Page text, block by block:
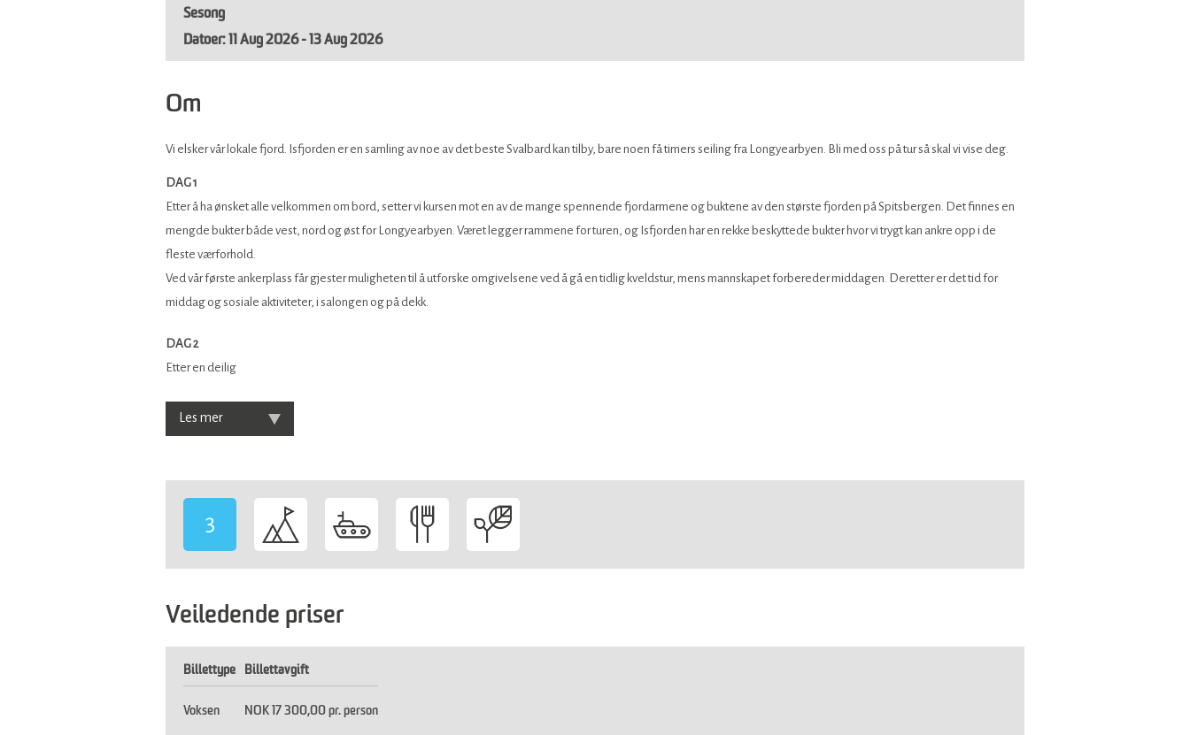
Sesong
11 Aug 2026 - 13 Aug 2026
Om
Vi elsker vår lokale fjord. Isfjorden er en samling av noe av det beste Svalbard kan tilby, bare noen få timers seiling fra Longyearbyen. Bli med oss på tur så skal vi vise deg.
DAG 1
Etter å ha ønsket alle velkommen om bord, setter vi kursen mot en av de mange spennende fjordarmene og buktene av den største fjorden på Spitsbergen. Det finnes en
mengde bukter både vest, nord og øst for Longyearbyen. Været legger rammene for turen, og Isfjorden har en rekke beskyttede bukter hvor vi trygt kan ankre opp i de
fleste værforhold.
Ved vår første ankerplass får gjester muligheten til å utforske omgivelsene ved å gå en tidlig kveldstur, mens mannskapet forbereder middagen. Deretter er det tid for
middag og sosiale aktiviteter, i salongen og på dekk.
DAG 2
Etter en deilig
Les mer
3
Veiledende priser
Billettype Billettavgift
Voksen NOK 17 300,00 pr. person